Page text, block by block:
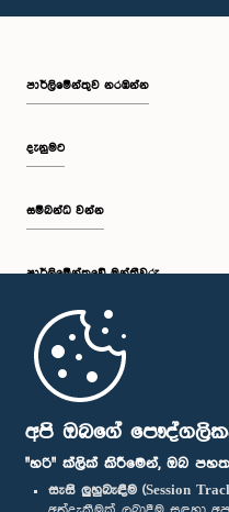
අපි ඔබගේ
"හරි" ක්ලික් කිරීමෙන්, ඔබ
සැසි ලුහුබැඳීම (Session
පාර්ලි‌මේන්තුව නරඹන්න
දැනුමට
සම්බන්ධ වන්න
පාර්ලි‌මේන්තුවේ මන්ත්‍රීවරු
මුල් පිටුව
පාර්ලිමේන්තු ජංගම යෙදුම